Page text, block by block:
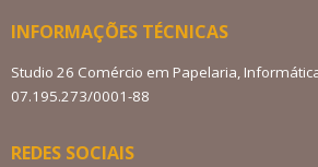
INFORMAÇÕES TÉCNICAS
Studio 26 Comércio em Papelaria,
07.195.273/0001-88
REDES SOCIAIS